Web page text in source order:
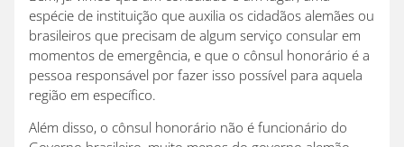
espécie de instituição que auxilia os cidadãos alemães ou
brasileiros que precisam de algum serviço consular em
momentos de emergência, e que o cônsul honorário é a
pessoa responsável por fazer isso possível para aquela
região em específico.
Além disso, o cônsul honorário não é funcionário do